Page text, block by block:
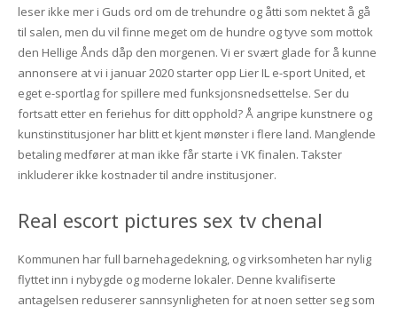
leser ikke mer i Guds ord om de trehundre og åtti som nektet å gå
til salen, men du vil finne meget om de hundre og tyve som mottok
den Hellige Ånds dåp den morgenen. Vi er svært glade for å kunne
annonsere at vi i januar 2020 starter opp Lier IL e-sport United, et
eget e-sportlag for spillere med funksjonsnedsettelse. Ser du
fortsatt etter en feriehus for ditt opphold? Å angripe kunstnere og
kunstinstitusjoner har blitt et kjent mønster i flere land. Manglende
betaling medfører at man ikke får starte i VK finalen. Takster
inkluderer ikke kostnader til andre institusjoner.
Real escort pictures sex tv chenal
Kommunen har full barnehagedekning, og virksomheten har nylig
flyttet inn i nybygde og moderne lokaler. Denne kvalifiserte
antagelsen reduserer sannsynligheten for at noen setter seg som